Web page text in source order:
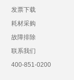
发票下载
耗材采购
故障排除
联系我们
400-851-0200